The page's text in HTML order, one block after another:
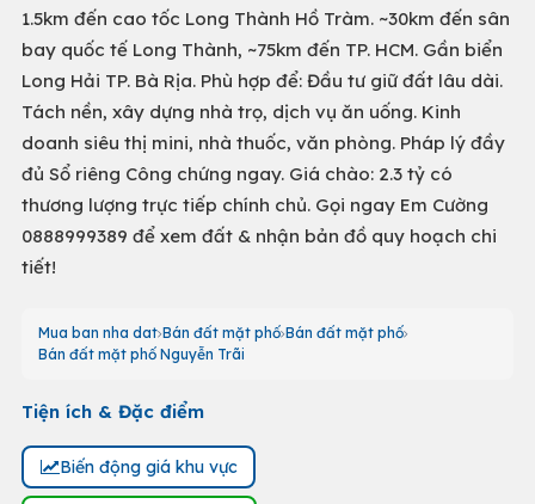
1.5km đến cao tốc Long Thành Hồ Tràm. ~30km đến sân
bay quốc tế Long Thành, ~75km đến TP. HCM. Gần biển
Long Hải TP. Bà Rịa. Phù hợp để: Đầu tư giữ đất lâu dài.
Tách nền, xây dựng nhà trọ, dịch vụ ăn uống. Kinh
doanh siêu thị mini, nhà thuốc, văn phòng. Pháp lý đầy
đủ Sổ riêng Công chứng ngay. Giá chào: 2.3 tỷ có
thương lượng trực tiếp chính chủ. Gọi ngay Em Cường
0888999389 để xem đất & nhận bản đồ quy hoạch chi
tiết!
Mua ban nha dat Bán đất mặt phố Bán đất mặt phố
Bán đất mặt phố Nguyễn Trãi
Tiện ích & Đặc điểm
Biến động giá khu vực